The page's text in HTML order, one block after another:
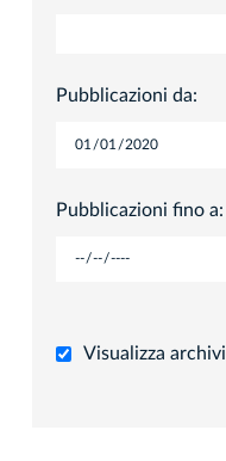
Pubblicazioni da:
Pubblicazioni fino a:
Visualizza